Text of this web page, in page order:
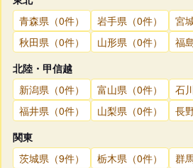
青森県（0件）
岩手県（0件）
宮
秋田県（0件）
山形県（0件）
福
北陸・甲信越
新潟県（0件）
富山県（0件）
石
福井県（0件）
山梨県（0件）
長
関東
茨城県（9件）
栃木県（0件）
群